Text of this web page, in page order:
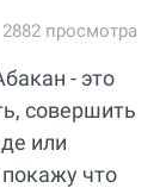
2882 просмотра
- это
совершить
или
что